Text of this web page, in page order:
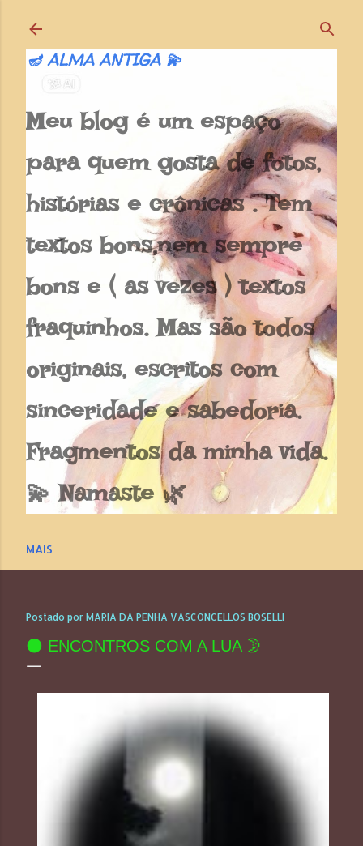
🪔 ALMA ANTIGA 💫
Meu blog é um espaço
para quem gosta de fotos,
histórias e crônicas . Tem
textos bons,nem sempre
bons e ( as vezes ) textos
fraquinhos. Mas são todos
originais, escritos com
sinceridade e sabedoria.
Fragmentos da minha vida.
💫 Namaste 🌿
MAIS…
Postado por MARIA DA PENHA VASCONCELLOS BOSELLI
🌑 ENCONTROS COM A LUA 🌛